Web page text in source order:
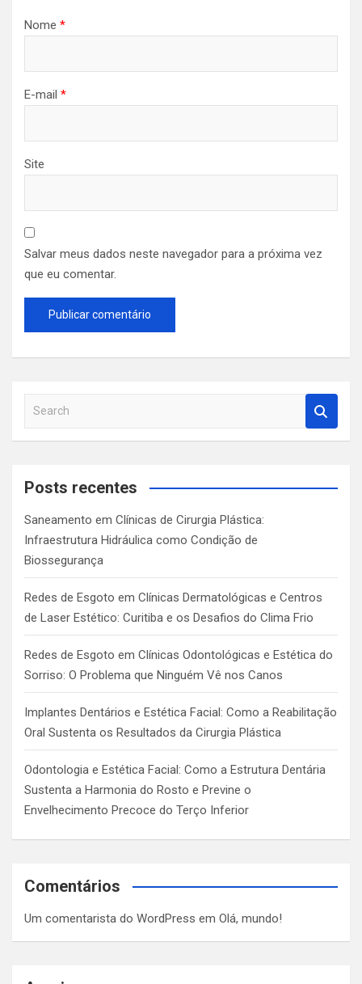
Nome *
E-mail *
Site
Salvar meus dados neste navegador para a próxima vez
que eu comentar.
a
c
Posts recentes
Saneamento em Clínicas de Cirurgia Plástica:
Infraestrutura Hidráulica como Condição de
Biossegurança
Redes de Esgoto em Clínicas Dermatológicas e Centros
de Laser Estético: Curitiba e os Desafios do Clima Frio
Redes de Esgoto em Clínicas Odontológicas e Estética do
Sorriso: O Problema que Ninguém Vê nos Canos
Implantes Dentários e Estética Facial: Como a Reabilitação
Oral Sustenta os Resultados da Cirurgia Plástica
Odontologia e Estética Facial: Como a Estrutura Dentária
Sustenta a Harmonia do Rosto e Previne o
Envelhecimento Precoce do Terço Inferior
Comentários
Um comentarista do WordPress em Olá, mundo!